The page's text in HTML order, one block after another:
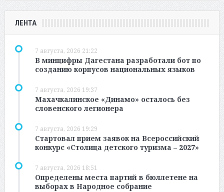
ЛЕНТА
7 августа, 2026 21:22
В минцифры Дагестана разработали бот по
созданию корпусов национальных языков
7 августа, 2026 19:37
Махачкалинское «Динамо» осталось без
словенского легионера
7 августа, 2026 19:29
Стартовал прием заявок на Всероссийский
конкурс «Столица детского туризма – 2027»
7 августа, 2026 18:51
Определены места партий в бюллетене на
выборах в Народное собрание